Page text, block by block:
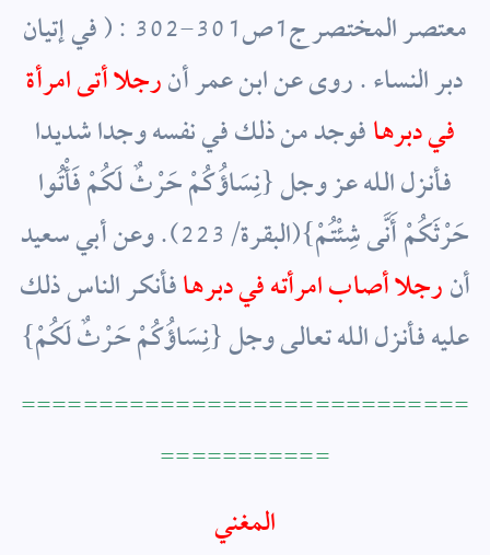
معتصر المختصر ج1ص301-302 : ( في إتيان
دبر النساء . روى عن ابن عمر أنرجلا أتى امرأة
في دبرهافوجد من ذلك في نفسه وجدا شديدا
فأنزل الله عز وجل {نِسَاؤُكُمْ حَرْثٌ لَكُمْ فَأْتُوا
حَرْثَكُمْ أَنَّى شِئْتُمْ}(البقرة/223). وعن أبي سعيد
أنرجلا أصاب امرأته في دبرهافأنكر الناس ذلك
عليه فأنزل الله تعالى وجل {نِسَاؤُكُمْ حَرْثٌ لَكُمْ}
=============================
===========
المغني